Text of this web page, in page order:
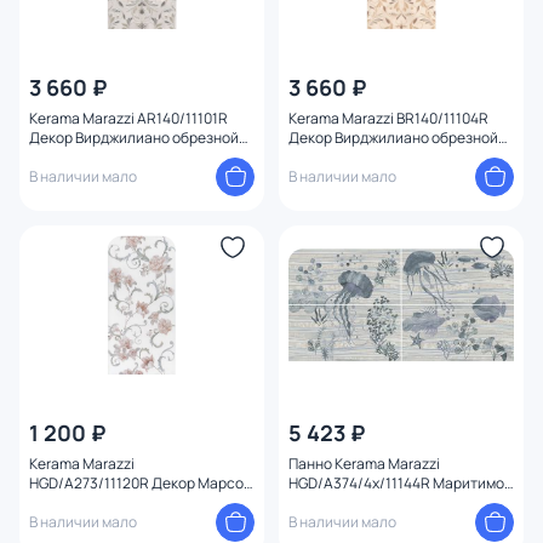
3 660 ₽
Kerama Marazzi AR140/11101R
Декор Вирджилиано обрезной
В наличии мало
3 660 ₽
Kerama Marazzi BR140/11104R
Декор Вирджилиано обрезной
В наличии мало
1 200 ₽
Kerama Marazzi
HGD/A273/11120R Декор Марсо
В наличии мало
5 423 ₽
Панно Kerama Marazzi
HGD/A374/4x/11144R Маритимос
В наличии мало